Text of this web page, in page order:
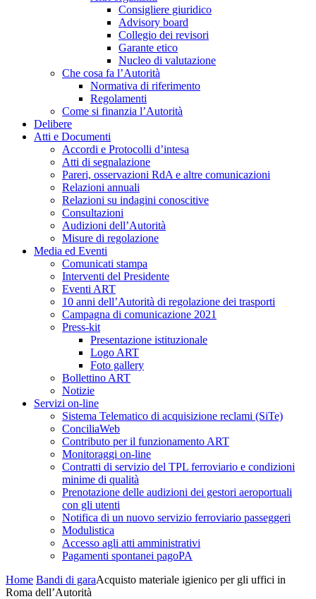
Consigliere giuridico
Advisory board
Collegio dei revisori
Garante etico
Nucleo di valutazione
Che cosa fa l’Autorità
Normativa di riferimento
Regolamenti
Come si finanzia l’Autorità
Delibere
Atti e Documenti
Accordi e Protocolli d’intesa
Atti di segnalazione
Pareri, osservazioni RdA e altre comunicazioni
Relazioni annuali
Relazioni su indagini conoscitive
Consultazioni
Audizioni dell’Autorità
Misure di regolazione
Media ed Eventi
Comunicati stampa
Interventi del Presidente
Eventi ART
10 anni dell’Autorità di regolazione dei trasporti
Campagna di comunicazione 2021
Press-kit
Presentazione istituzionale
Logo ART
Foto gallery
Bollettino ART
Notizie
Servizi on-line
Sistema Telematico di acquisizione reclami (SiTe)
ConciliaWeb
Contributo per il funzionamento ART
Monitoraggi on-line
Contratti di servizio del TPL ferroviario e condizioni
minime di qualità
Prenotazione delle audizioni dei gestori aeroportuali
con gli utenti
Notifica di un nuovo servizio ferroviario passeggeri
Modulistica
Accesso agli atti amministrativi
Pagamenti spontanei pagoPA
Home Bandi di garaAcquisto materiale igienico per gli uffici in
Roma dell’Autorità